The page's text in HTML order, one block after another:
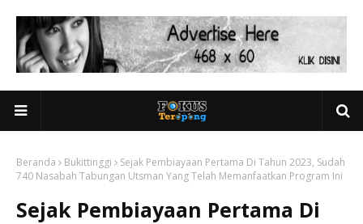
Beranda Bukittinggi
Sejak Pembiayaan Pertama Di Tahun 2023, Sudah
740 Nasabah Tabungan Utsman Yang Telah Memanfaatkan Program Ini
Sejak Pembiayaan Pertama Di